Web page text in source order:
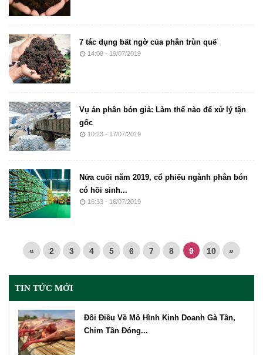
7 tác dụng bất ngờ của phân trùn quế
14:08 - 19/07/2019
Vụ án phân bón giả: Làm thế nào để xử lý tận
gốc
10:23 - 17/07/2019
Nửa cuối năm 2019, cổ phiếu ngành phân bón
có hồi sinh...
16:33 - 16/07/2019
« 2 3 4 5 6 7 8 9 10 »
TIN TỨC MỚI
Đôi Điều Về Mô Hình Kinh Doanh Gà Tần,
Chim Tần Đóng...